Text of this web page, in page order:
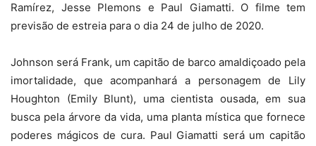
Ramírez, Jesse Plemons e Paul Giamatti. O filme tem
previsão de estreia para o dia 24 de julho de 2020.
Johnson será Frank, um capitão de barco amaldiçoado pela
imortalidade, que acompanhará a personagem de Lily
Houghton (Emily Blunt), uma cientista ousada, em sua
busca pela árvore da vida, uma planta mística que fornece
poderes mágicos de cura. Paul Giamatti será um capitão